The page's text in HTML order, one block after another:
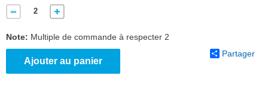
Note: Multiple de commande à respecter 2
Ajouter au panier
Partager